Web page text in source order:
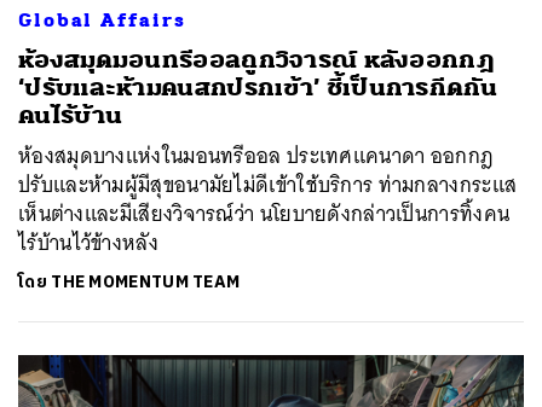
Global Affairs
ห้องสมุดมอนทรีออลถูกวิจารณ์ หลังออกกฎ
‘ปรับและห้ามคนสกปรกเข้า’ ชี้เป็นการกีดกัน
คนไร้บ้าน
ห้องสมุดบางแห่งในมอนทรีออล ประเทศแคนาดา ออกกฎ
ปรับและห้ามผู้มีสุขอนามัยไม่ดีเข้าใช้บริการ ท่ามกลางกระแส
เห็นต่างและมีเสียงวิจารณ์ว่า นโยบายดังกล่าวเป็นการทิ้งคน
ไร้บ้านไว้ข้างหลัง
โดย THE MOMENTUM TEAM